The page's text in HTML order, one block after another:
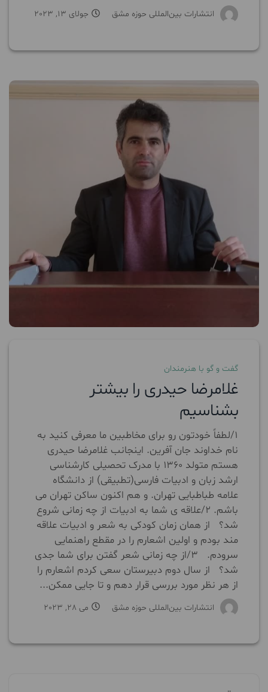
انتشارات بین‌المللی حوزه مشق جولای 13, 2023
گفت و گو با هنرمندان
غلامرضا حیدری را بیشتر
بشناسیم
۱/لطفاً خودتون رو برای مخاطبین ما معرفی کنید به
نام خداوند جان آفرین. اینجانب غلامرضا حیدری
هستم متولد ۱۳۶۰ با مدرک تحصیلی کارشناسی
ارشد زبان و ادبیات فارسی(تطبیقی) از دانشگاه
علامه طباطبایی تهران. و هم اکنون ساکن تهران می
باشم. ۲/علاقه ی شما به ادبیات از چه زمانی شروع
شد؟ از همان زمان کودکی به شعر و ادبیات علاقه
مند بودم و اولین اشعارم را در مقطع راهنمایی
سرودم. ۳/از چه زمانی شعر گفتن برای شما جدی
شد؟ از سال دوم دبیرستان سعی کردم اشعارم را
از هر نظر مورد بررسی قرار دهم و تا جایی ممکن...
انتشارات بین‌المللی حوزه مشق می 28, 2023